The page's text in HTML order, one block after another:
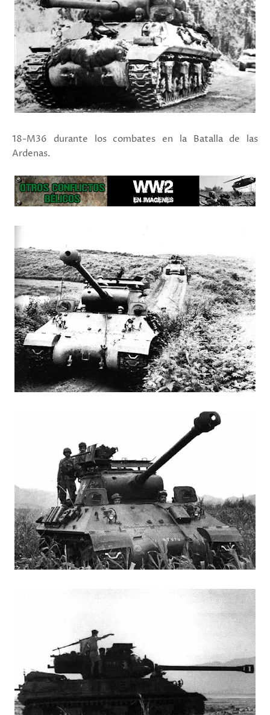
18-M36 durante los combates en la Batalla de las
Ardenas.